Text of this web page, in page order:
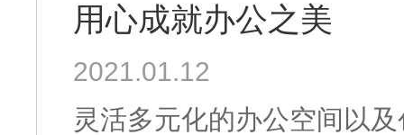
用心成就办公之美
2021.01.12
灵活多元化的办公空间以